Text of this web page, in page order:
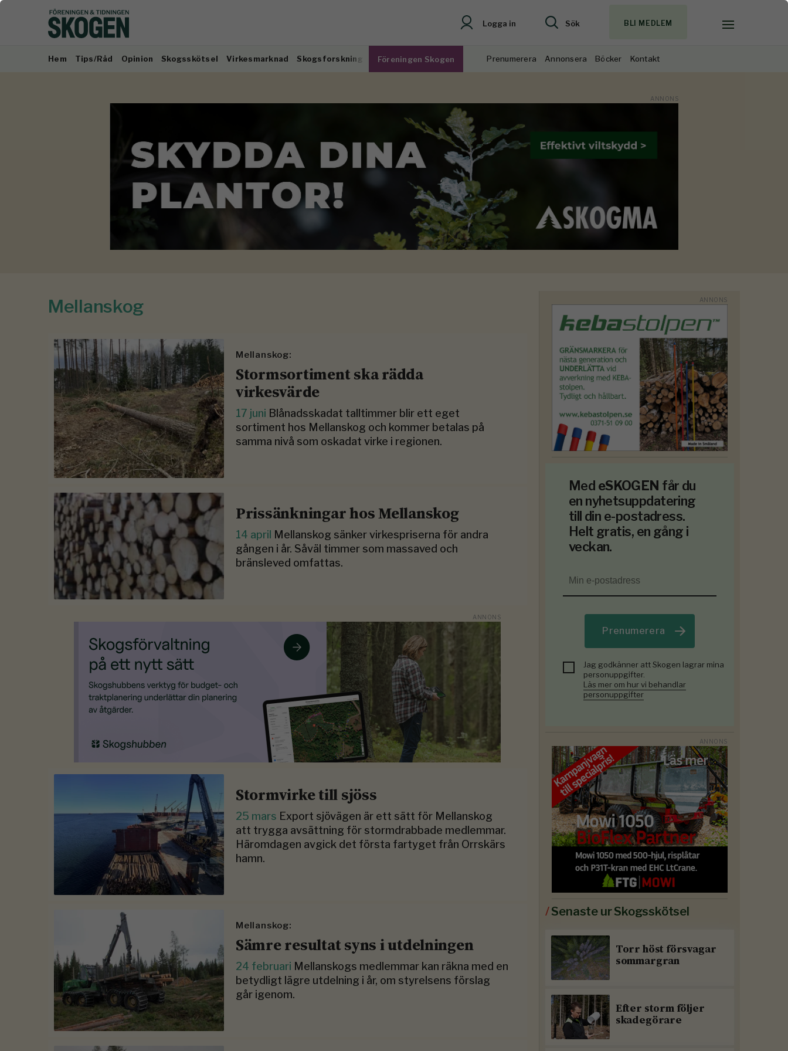
Logga in Sök BLI MEDLEM
Hem Tips/Råd Opinion Skogsskötsel Virkesmarknad Skogsforskning Föreningen Skogen Prenumerera Annonsera Böcker Kontakt
Mellanskog
Mellanskog:
Stormsortiment ska rädda
virkesvärde
17 juni Blånadsskadat talltimmer blir ett eget
sortiment hos Mellanskog och kommer betalas på
samma nivå som oskadat virke i regionen.
Prissänkningar hos Mellanskog
14 april
Mellanskog sänker virkespriserna för andra
gången i år. Såväl timmer som massaved och
bränsleved omfattas.
Stormvirke till sjöss
25 mars Export sjövägen är ett sätt för Mellanskog
att trygga avsättning för stormdrabbade medlemmar.
Häromdagen avgick det första fartyget från Orrskärs
hamn.
Mellanskog:
Sämre resultat syns i utdelningen
24 februari Mellanskogs medlemmar kan räkna med en
betydligt lägre utdelning i år, om styrelsens förslag
går igenom.
Med eSKOGEN får du
en nyhetsuppdatering
till din e-postadress.
Helt gratis, en gång i
veckan.
Prenumerera
Jag godkänner att Skogen lagrar mina
personuppgifter.
Läs mer om hur vi behandlar
personuppgifter
/Senaste ur Skogsskötsel
Torr höst försvagar
sommargran
Efter storm följer
skadegörare